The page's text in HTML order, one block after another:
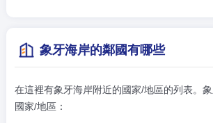
象牙海岸的鄰國有哪些
在這裡有象牙海岸附近的國家/地區的列表。
國家/地區：